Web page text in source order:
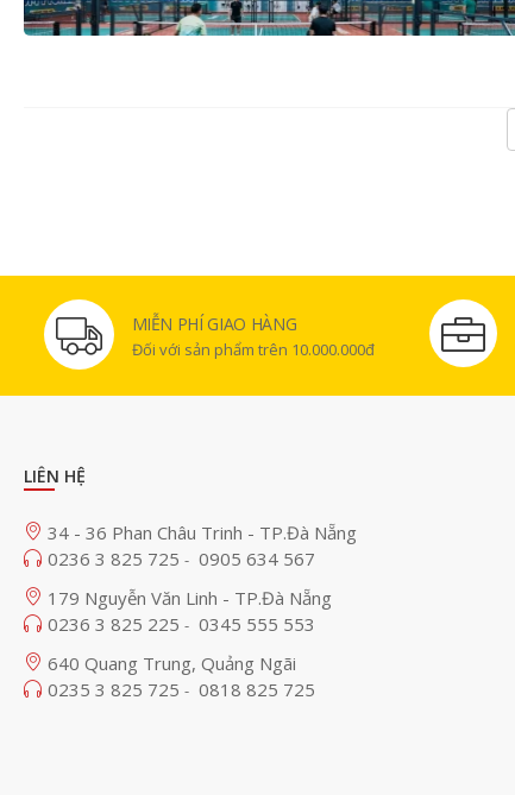
MIỄN PHÍ GIAO HÀNG
Đối với sản phẩm trên 10.000.000đ
LIÊN HỆ
34 - 36 Phan Châu Trinh - TP.Đà Nẵng
0236 3 825 725 - 0905 634 567
179 Nguyễn Văn Linh - TP.Đà Nẵng
0236 3 825 225 - 0345 555 553
640 Quang Trung, Quảng Ngãi
0235 3 825 725 - 0818 825 725